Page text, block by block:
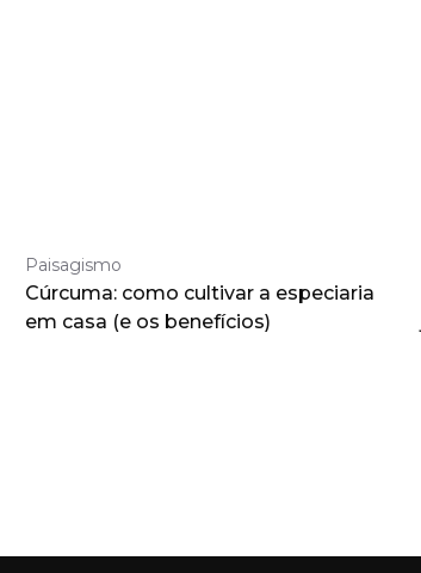
Paisagismo
Cúrcuma: como cultivar a especiaria
em casa (e os benefícios)